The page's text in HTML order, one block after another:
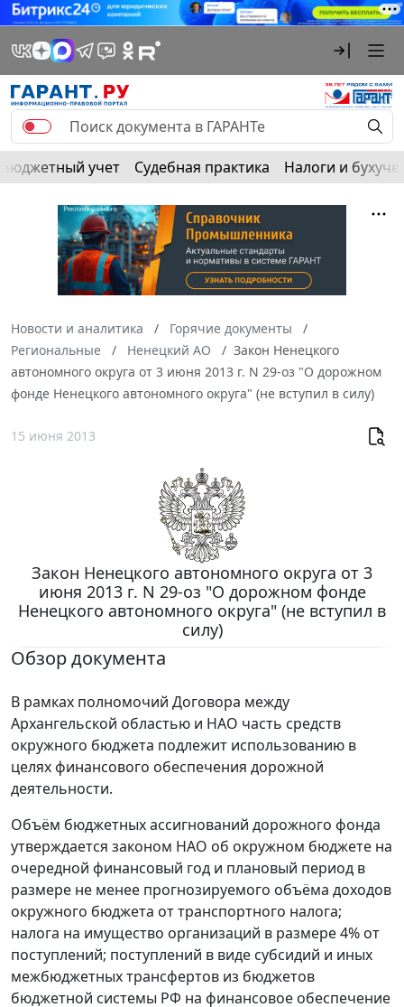
Бюджетный учет Судебная практика Налоги и
Новости и аналитика
Горячие документы
Региональные
Ненецкий АО
Закон Ненецкого
автономного округа от 3 июня 2013 г. N 29-оз "О дорожном
фонде Ненецкого автономного округа" (не вступил в силу)
15 июня 2013
Закон Ненецкого автономного округа от 3
июня 2013 г. N 29-оз "О дорожном фонде
Ненецкого автономного округа" (не вступил в
силу)
Обзор документа
В рамках полномочий Договора между
Архангельской областью и НАО часть средств
окружного бюджета подлежит использованию в
целях финансового обеспечения дорожной
деятельности.
Объём бюджетных ассигнований дорожного фонда
утверждается законом НАО об окружном бюджете на
очередной финансовый год и плановый период в
размере не менее прогнозируемого объёма доходов
окружного бюджета от транспортного налога;
налога на имущество организаций в размере 4% от
поступлений; поступлений в виде субсидий и иных
межбюджетных трансфертов из бюджетов
бюджетной системы РФ на финансовое обеспечение